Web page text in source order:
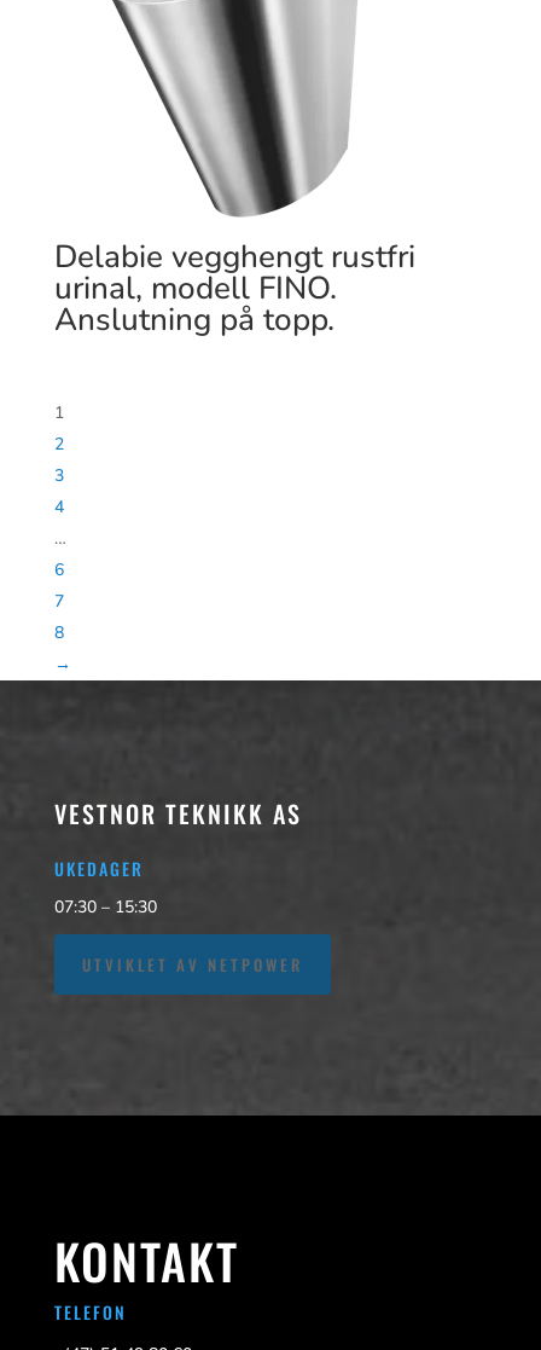
Delabie vegghengt rustfri
urinal, modell FINO.
Anslutning på topp.
1
2
3
4
…
6
7
8
→
VESTNOR TEKNIKK AS
UKEDAGER
07:30 – 15:30
UTVIKLET AV NETPOWER
KONTAKT
TELEFON